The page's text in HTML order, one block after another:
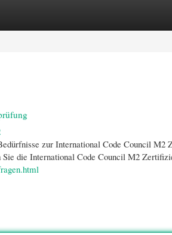
zur International Code Council M2
die International Code Council M2